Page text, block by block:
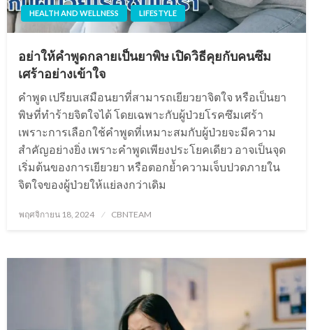
HEALTH AND WELLNESS LIFESTYLE
อย่าให้คำพูดกลายเป็นยาพิษ เปิดวิธีคุยกับคนซึม
เศร้าอย่างเข้าใจ
คำพูด เปรียบเสมือนยาที่สามารถเยียวยาจิตใจ หรือเป็นยา
พิษที่ทำร้ายจิตใจได้ โดยเฉพาะกับผู้ป่วยโรคซึมเศร้า
เพราะการเลือกใช้คำพูดที่เหมาะสมกับผู้ป่วยจะมีความ
สำคัญอย่างยิ่ง เพราะคำพูดเพียงประโยคเดียว อาจเป็นจุด
เริ่มต้นของการเยียวยา หรือตอกย้ำความเจ็บปวดภายใน
จิตใจของผู้ป่วยให้แย่ลงกว่าเดิม
Posted
พฤศจิกายน 18, 2024 CBNTEAM